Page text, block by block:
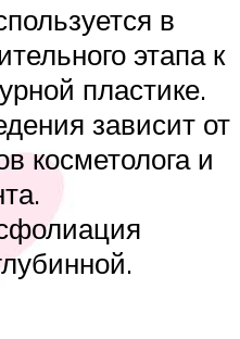
в
этапа к
пластике.
зависит от
косметолога и